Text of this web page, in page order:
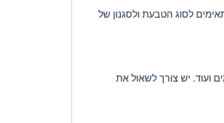
לסוג הטבעת ולסגנון של
ועוד. יש צורך לשאול את